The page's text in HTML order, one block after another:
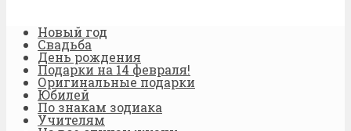
Новый год
Свадьба
День рождения
Подарки на 14 февраля!
Оригинальные подарки
Юбилей
По знакам зодиака
Учителям